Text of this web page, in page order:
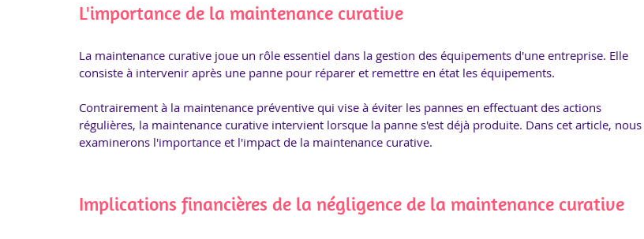
L'importance de la maintenance curative
La maintenance curative joue un rôle essentiel dans la gestion des équipements d'une entreprise. Elle
consiste à intervenir après une panne pour réparer et remettre en état les équipements.
Contrairement à la maintenance préventive qui vise à éviter les pannes en effectuant des actions
régulières, la maintenance curative intervient lorsque la panne s'est déjà produite. Dans cet article, nous
examinerons l'importance et l'impact de la maintenance curative.
Implications financières de la négligence de la maintenance curative